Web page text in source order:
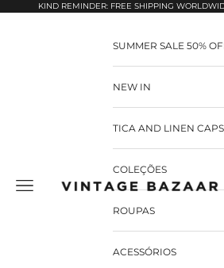
Pular para o conteúdo
KIND REMINDER: FREE SHIPPING
Vintage Bazaar
SUMMER SALE 50%
NEW IN
TICA AND LINEN
COLEÇÕES
ROUPAS
ACESSÓRIOS